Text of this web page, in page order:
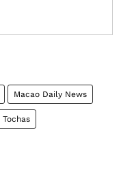
Macao Daily News